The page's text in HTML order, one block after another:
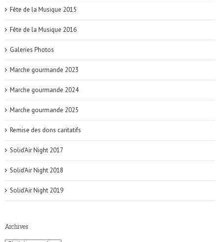
Fête de la Musique 2015
Fête de la Musique 2016
Galeries Photos
Marche gourmande 2023
Marche gourmande 2024
Marche gourmande 2025
Remise des dons caritatifs
Solid'Air Night 2017
Solid'Air Night 2018
Solid'Air Night 2019
Archives